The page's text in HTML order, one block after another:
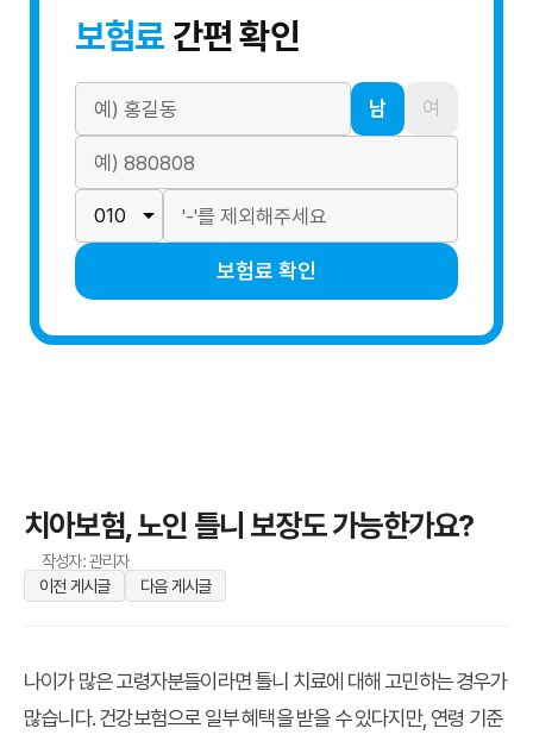
보험료간편 확인
남 여
보험료 확인
치아보험, 노인 틀니 보장도 가능한가요?
작성자: 관리자
이전 게시글
다음 게시글
나이가 많은 고령자분들이라면 틀니 치료에 대해 고민하는 경우가
많습니다. 건강보험으로 일부 혜택을 받을 수 있다지만, 연령 기준